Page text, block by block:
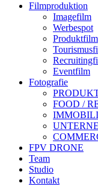
Filmproduktion
Imagefilm
Werbespot
Produktfilm
Eventfilm
Fotografie
FOOD /
FPV DRONE
Team
Studio
Kontakt